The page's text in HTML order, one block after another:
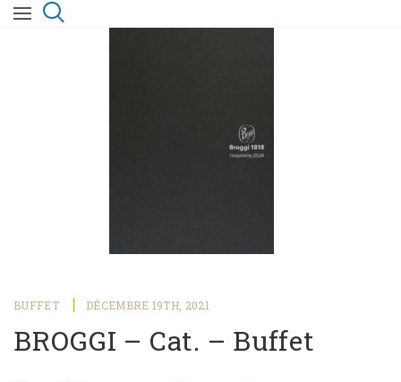
BUFFET DÉCEMBRE 19TH, 2021
BROGGI – Cat. – Buffet